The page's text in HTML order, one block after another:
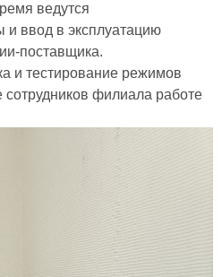
ведутся
и ввод в эксплуатацию
поставщика.
и тестирование режимов
сотрудников филиала работе